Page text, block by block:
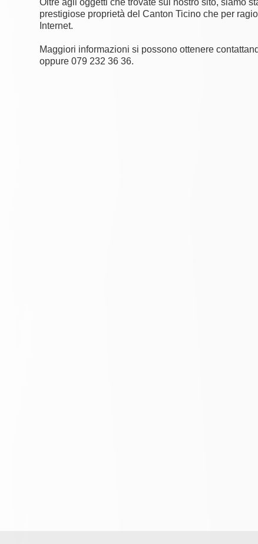
Oltre agli oggetti che trovate sul nostro sito, siamo
prestigiose proprietà del Canton Ticino che per
Internet.
Maggiori informazioni si possono ottenere
oppure 079 232 36 36.